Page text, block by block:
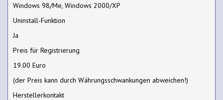
Windows 98/Me, Windows 2000/XP
Uninstall-Funktion
Ja
Preis für Registrierung
19.00 Euro
(der Preis kann durch Währungsschwankungen abweichen!)
Herstellerkontakt